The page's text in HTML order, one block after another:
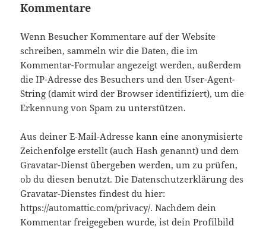
Kommentare
Wenn Besucher Kommentare auf der Website
schreiben, sammeln wir die Daten, die im
Kommentar-Formular angezeigt werden, außerdem
die IP-Adresse des Besuchers und den User-Agent-
String (damit wird der Browser identifiziert), um die
Erkennung von Spam zu unterstützen.
Aus deiner E-Mail-Adresse kann eine anonymisierte
Zeichenfolge erstellt (auch Hash genannt) und dem
Gravatar-Dienst übergeben werden, um zu prüfen,
ob du diesen benutzt. Die Datenschutzerklärung des
Gravatar-Dienstes findest du hier:
https://automattic.com/privacy/. Nachdem dein
Kommentar freigegeben wurde, ist dein Profilbild